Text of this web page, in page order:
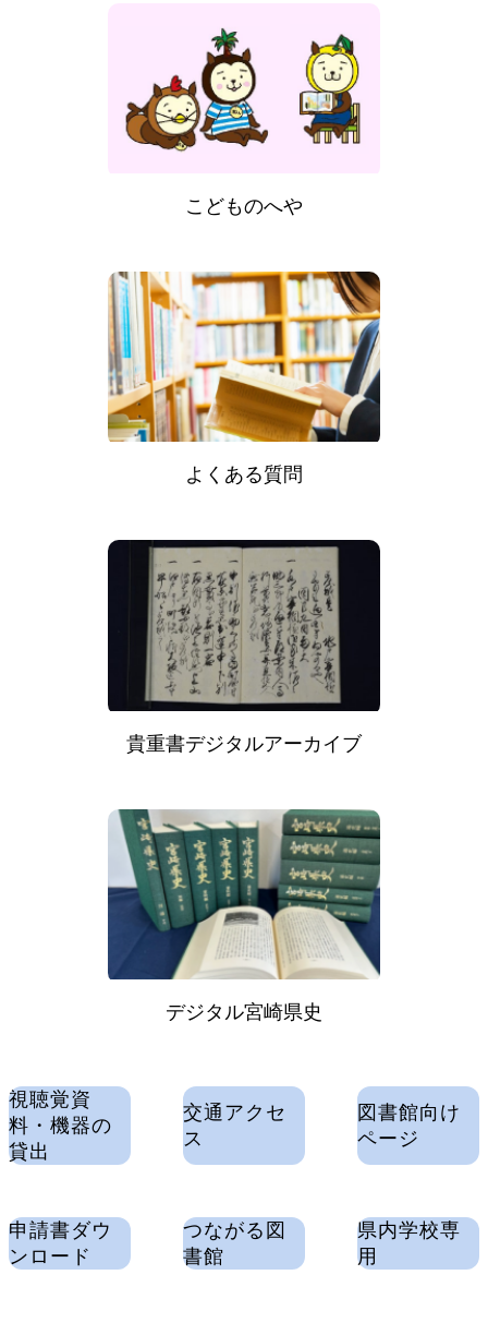
こどものへや
よくある質問
貴重書デジタルアーカイブ
デジタル宮崎県史
視聴覚資
料・機器の
貸出
交通アクセ
ス
図書館向け
ページ
申請書ダウ
ンロード
つながる図
書館
県内学校専
用